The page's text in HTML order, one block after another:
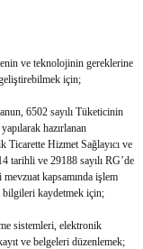
ve teknolojinin gereklerine
için;
6502 sayılı Tüketicinin
hazırlanan
Ticarette Hizmet Sağlayıcı ve
tarihli ve 29188 sayılı RG’de
kapsamında işlem
kaydetmek için;
sistemleri, elektronik
ve belgeleri düzenlemek;